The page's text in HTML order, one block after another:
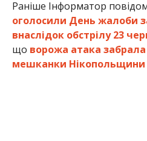
Раніше Інформатор
оголосили День жалоби
внаслідок обстрілу 23
що ворожа атака
мешканки Нікопольщини